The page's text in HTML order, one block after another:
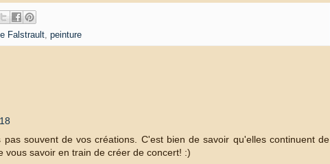
Falstrault, peinture
souvent de vos créations. C'est bien de savoir qu'elles continuent de
vous savoir en train de créer de concert! :)